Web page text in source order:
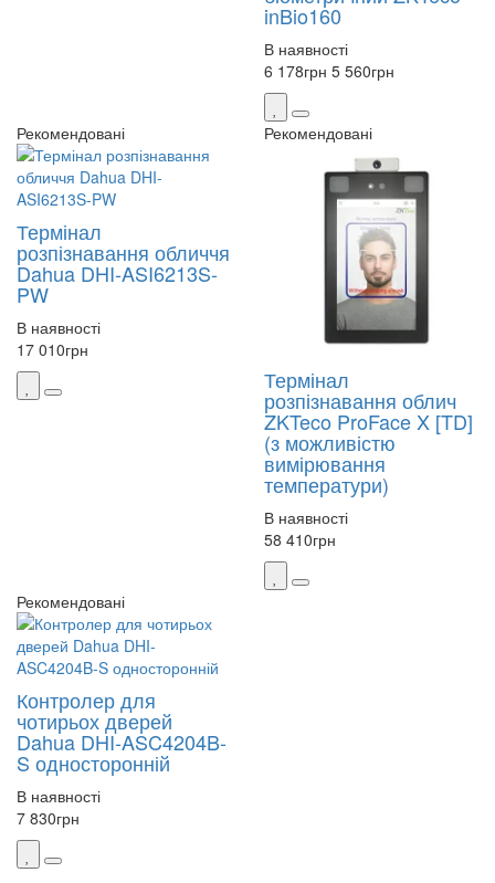
inBio160
В наявності
6 178грн 5 560грн
Рекомендовані
Термінал
розпізнавання обличчя
Dahua DHI-ASI6213S-
PW
В наявності
17 010грн
Рекомендовані
Термінал
розпізнавання облич
ZKTeco ProFace X [TD]
(з можливістю
вимірювання
температури)
В наявності
58 410грн
Рекомендовані
Контролер для
чотирьох дверей
Dahua DHI-ASC4204B-
S односторонній
В наявності
7 830грн